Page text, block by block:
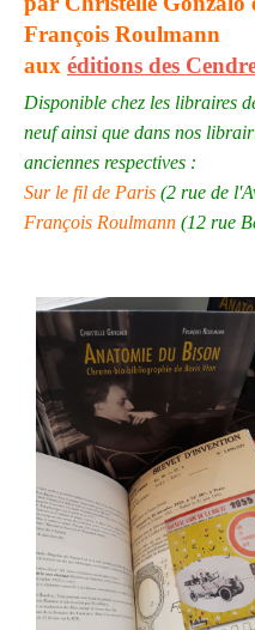
François Roulmann
aux éditions des
Disponible chez les libraires
neuf ainsi que dans nos
anciennes respectives :
Sur le fil de Paris (2 rue de
François Roulmann (12 rue